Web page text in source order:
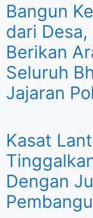
Bangun
dari
Berikan
Seluruh
Jajaran
Kasat
Dengan